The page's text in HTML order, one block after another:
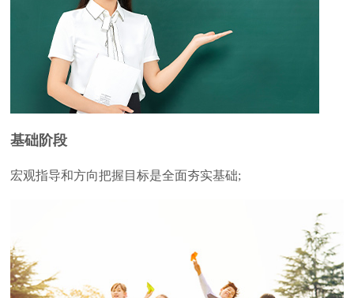
基础阶段
宏观指导和方向把握目标是全面夯实基础;